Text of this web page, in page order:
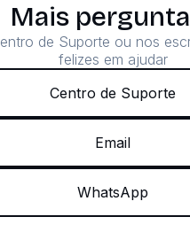
Mais
de Suporte ou nos
felizes em ajudar
Centro de Suporte
Email
WhatsApp